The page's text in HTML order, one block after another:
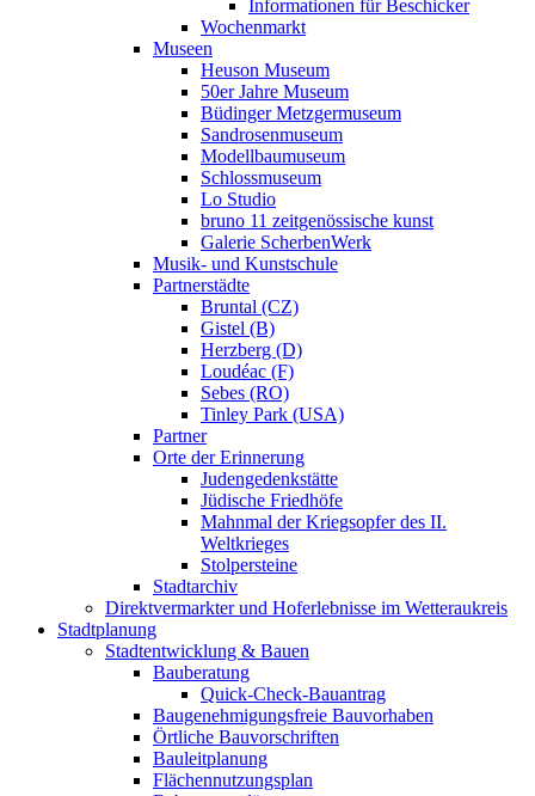
Informationen für Beschicker
Wochenmarkt
Museen
Heuson Museum
50er Jahre Museum
Büdinger Metzgermuseum
Sandrosenmuseum
Modellbaumuseum
Schlossmuseum
Lo Studio
bruno 11 zeitgenössische kunst
Galerie ScherbenWerk
Musik- und Kunstschule
Partnerstädte
Bruntal (CZ)
Gistel (B)
Herzberg (D)
Loudéac (F)
Sebes (RO)
Tinley Park (USA)
Partner
Orte der Erinnerung
Judengedenkstätte
Jüdische Friedhöfe
Mahnmal der Kriegsopfer des II.
Weltkrieges
Stolpersteine
Stadtarchiv
Direktvermarkter und Hoferlebnisse im Wetteraukreis
Stadtplanung
Stadtentwicklung & Bauen
Bauberatung
Quick-Check-Bauantrag
Baugenehmigungsfreie Bauvorhaben
Örtliche Bauvorschriften
Bauleitplanung
Flächennutzungsplan